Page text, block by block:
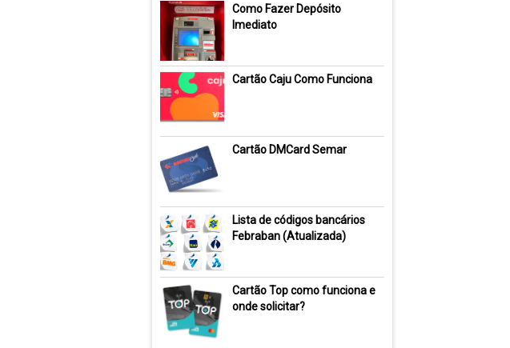
Como Fazer Depósito
Imediato
Cartão Caju Como Funciona
Cartão DMCard Semar
Lista de códigos bancários
Febraban (Atualizada)
Cartão Top como funciona e
onde solicitar?